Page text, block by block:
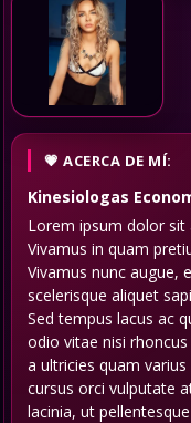
ACERCA DE MÍ:
Kinesiologas
Lorem ipsum dolor sit
Vivamus in quam
Vivamus nunc augue,
scelerisque aliquet
Sed tempus lacus ac
odio vitae nisi
a ultricies quam
cursus orci vulputate
lacinia, ut